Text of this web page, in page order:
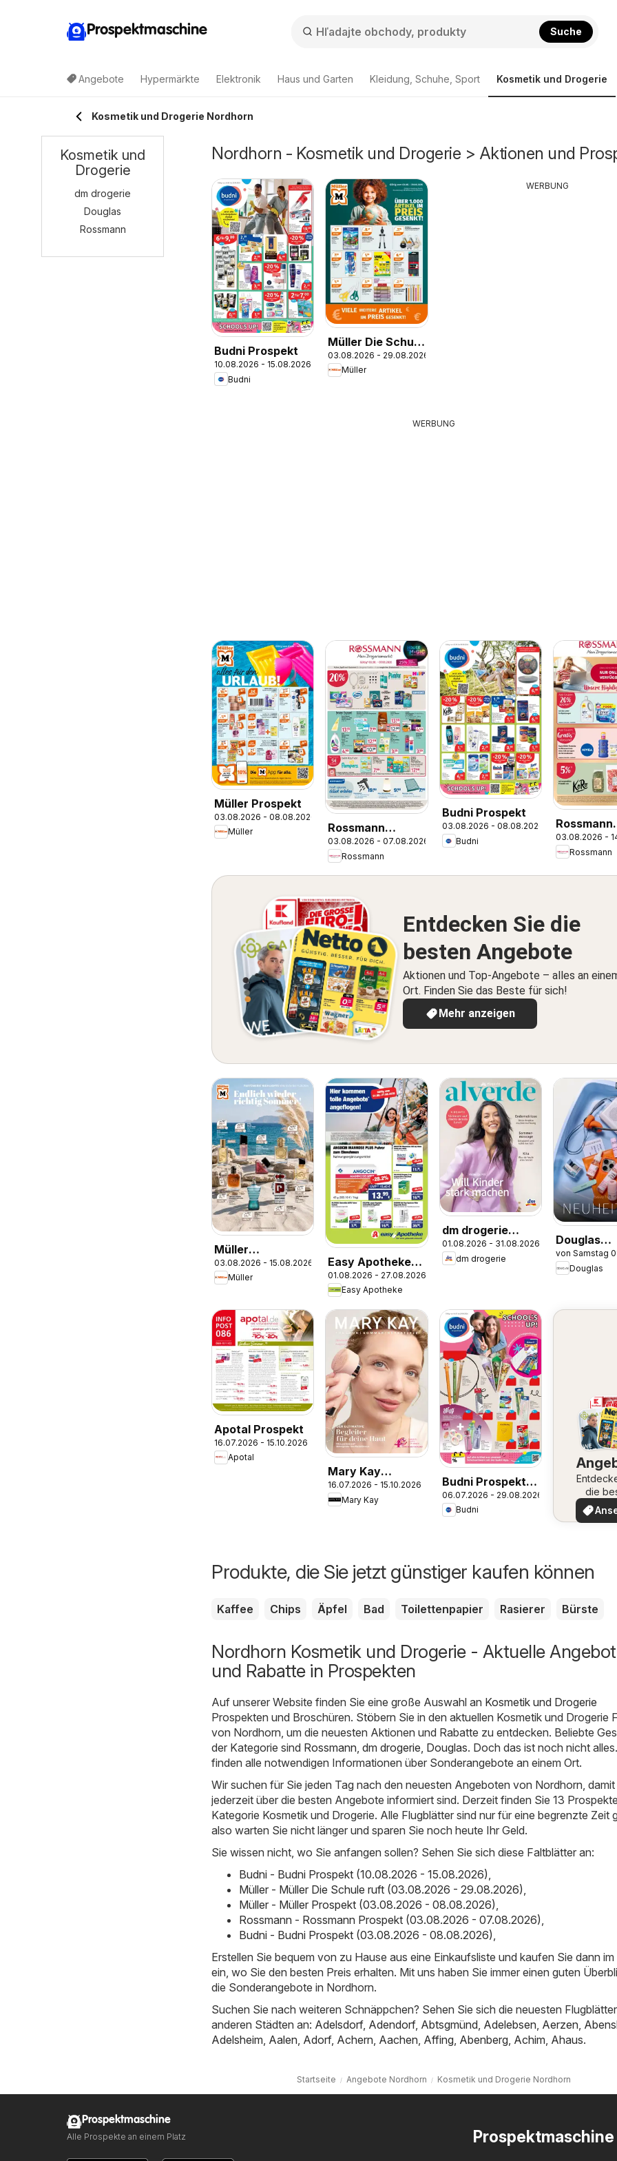
Prospektmaschine Suche
Angebote Hypermärkte Elektronik Haus und Garten Kleidung, Schuhe, Sport Kosmetik und Drogerie
Kosmetik und Drogerie Nordhorn
Nordhorn - Kosmetik und Drogerie > Aktionen und
Budni Prospekt
10.08.2026 - 15.08.2026
Budni
Müller Die Schule
ruft
03.08.2026 - 29.08.2026
Müller
WERBUNG
WERBUNG
Müller Prospekt
03.08.2026 - 08.08.2026
Müller
Rossmann
Prospekt
03.08.2026 - 07.08.2026
Rossmann
Budni Prospekt
03.08.2026 - 08.08.2026
Budni
Rossmann
03.08.2026 -
Rossmann
Entdecken Sie die
besten Angebote
Aktionen und Top-Angebote – alles an
Ort. Finden Sie das Beste für sich!
Mehr anzeigen
Müller
Parfümerie-
Highlights
03.08.2026 - 15.08.2026
Müller
Easy Apotheke
Prospekt
01.08.2026 - 27.08.2026
Easy Apotheke
dm drogerie
Prospekt
01.08.2026 - 31.08.2026
dm drogerie
Douglas
Angebote
von Samstag
Douglas
Apotal Prospekt
16.07.2026 - 15.10.2026
Apotal
Mary Kay
Katalog
16.07.2026 - 15.10.2026
Mary Kay
Budni Prospekt
Back to school
06.07.2026 - 29.08.2026
Budni
die
Produkte, die Sie jetzt günstiger kaufen können
Kaffee Chips Äpfel Bad Toilettenpapier Rasierer Bürste
Nordhorn Kosmetik und Drogerie - Aktuelle
und Rabatte in Prospekten
Auf unserer Website finden Sie eine große Auswahl an Kosmetik und Drogerie
Prospekten und Broschüren. Stöbern Sie in den aktuellen Kosmetik und Drogerie
von Nordhorn, um die neuesten Aktionen und Rabatte zu entdecken. Beliebte
der Kategorie sind Rossmann dm drogerie Douglas. Doch das ist noch nicht
finden alle notwendigen Informationen über Sonderangebote an einem Ort.
Wir suchen für Sie jeden Tag nach den neuesten Angeboten von Nordhorn, damit
jederzeit über die besten Angebote informiert sind. Derzeit finden Sie 13
Kategorie Kosmetik und Drogerie. Alle Flugblätter sind nur für eine begrenzte Zeit
also warten Sie nicht länger und sparen Sie noch heute Ihr Geld.
Sie wissen nicht, wo Sie anfangen sollen? Sehen Sie sich diese Faltblätter an:
Budni - Budni Prospekt (10.08.2026 - 15.08.2026)
Müller - Müller Die Schule ruft (03.08.2026 - 29.08.2026)
Müller - Müller Prospekt (03.08.2026 - 08.08.2026)
Rossmann - Rossmann Prospekt (03.08.2026 - 07.08.2026)
Budni - Budni Prospekt (03.08.2026 - 08.08.2026)
Erstellen Sie bequem von zu Hause aus eine Einkaufsliste und kaufen Sie dann
ein, wo Sie den besten Preis erhalten. Mit uns haben Sie immer einen guten
die Sonderangebote in Nordhorn.
Suchen Sie nach weiteren Schnäppchen? Sehen Sie sich die neuesten
anderen Städten an: Adelsdorf, Adendorf, Abtsgmünd Adelebsen Aerzen
Adelsheim Aalen Adorf, Achern Aachen Affing Abenberg Achim Ahaus.
Startseite Angebote Nordhorn Kosmetik und Drogerie Nordhorn
Kosmetik und
Drogerie
dm drogerie
Douglas
Rossmann
Prospektmaschine
Prospektmaschine
Alle Prospekte an einem Platz